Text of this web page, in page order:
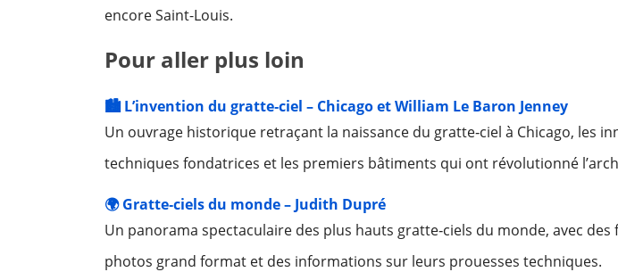
encore Saint-Louis.
Pour aller plus loin
🏙️ L’invention du gratte‑ciel – Chicago et William Le Baron Jenney
Un ouvrage historique retraçant la naissance du gratte‑ciel à Chicago, les
techniques fondatrices et les premiers bâtiments qui ont révolutionné
🌍 Gratte‑ciels du monde – Judith Dupré
Un panorama spectaculaire des plus hauts gratte‑ciels du monde, avec des
photos grand format et des informations sur leurs prouesses techniques.